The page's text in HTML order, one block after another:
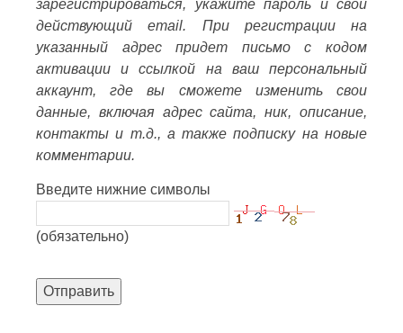
зарегистрироваться, укажите пароль и свой
действующий email. При регистрации на
указанный адрес придет письмо с кодом
активации и ссылкой на ваш персональный
аккаунт, где вы сможете изменить свои
данные, включая адрес сайта, ник, описание,
контакты и т.д., а также подписку на новые
комментарии.
Введите нижние символы
(обязательно)
Отправить